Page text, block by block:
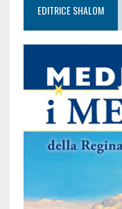
EDITRICE SHALOM